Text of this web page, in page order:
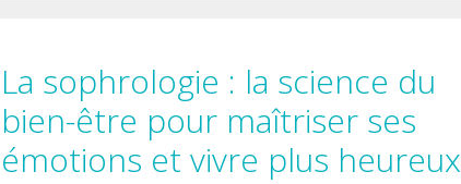
La sophrologie : la science du
bien-être pour maîtriser ses
émotions et vivre plus heureux